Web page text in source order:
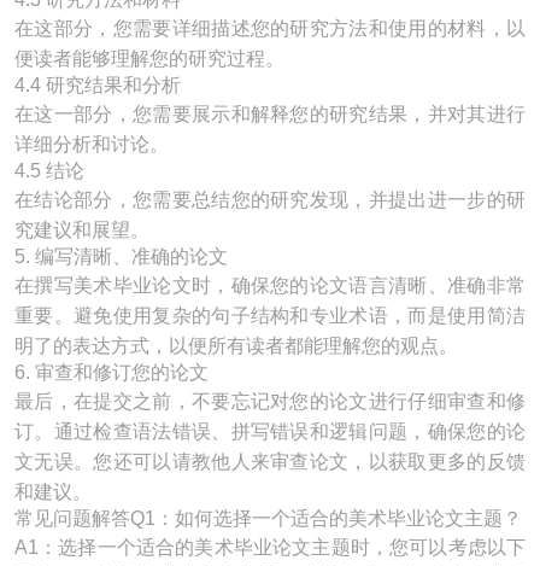
在这部分，您需要详细描述您的研究方法和使用的材料，以
便读者能够理解您的研究过程。
4.4 研究结果和分析
在这一部分，您需要展示和解释您的研究结果，并对其进行
详细分析和讨论。
4.5 结论
在结论部分，您需要总结您的研究发现，并提出进一步的研
究建议和展望。
5. 编写清晰、准确的论文
在撰写美术毕业论文时，确保您的论文语言清晰、准确非常
重要。避免使用复杂的句子结构和专业术语，而是使用简洁
明了的表达方式，以便所有读者都能理解您的观点。
6. 审查和修订您的论文
最后，在提交之前，不要忘记对您的论文进行仔细审查和修
订。通过检查语法错误、拼写错误和逻辑问题，确保您的论
文无误。您还可以请教他人来审查论文，以获取更多的反馈
和建议。
常见问题解答Q1：如何选择一个适合的美术毕业论文主题？
A1：选择一个适合的美术毕业论文主题时，您可以考虑以下